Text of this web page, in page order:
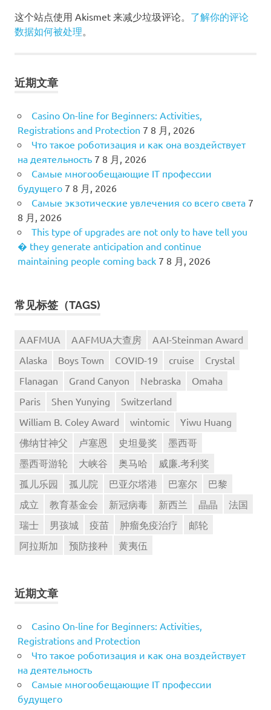
这个站点使用 Akismet 来减少垃圾评论。 了解你的评论
数据如何被处理
近期文章
Casino On-line for Beginners: Activities,
Registrations and Protection 7 8 月, 2026
Что такое роботизация и как она воздействует
на деятельность 7 8 月, 2026
Самые многообещающие IT профессии
будущего 7 8 月, 2026
Самые экзотические увлечения со всего света 7
8 月, 2026
This type of upgrades are not only to have tell you
� they generate anticipation and continue
maintaining people coming back 7 8 月, 2026
常见标签（TAGS)
AAFMUA AAFMUA大查房
AAI-Steinman Award
Alaska
Boys Town COVID-19 cruise
Crystal
Flanagan
Grand Canyon Nebraska
Omaha
Paris
Shen Yunying
Switzerland
William B. Coley Award
wintomic
Yiwu Huang
佛纳甘神父
卢塞恩 史坦曼奖
墨西哥
墨西哥游轮
大峡谷 奥马哈
威廉.考利奖
孤儿乐园
孤儿院 巴亚尔塔港 巴塞尔
巴黎
成立
教育基金会 新冠病毒 新西兰 晶晶
法国
瑞士
男孩城 疫苗 肿瘤免疫治疗
邮轮
阿拉斯加
预防接种 黄夷伍
近期文章
Casino On-line for Beginners: Activities,
Registrations and Protection
Что такое роботизация и как она воздействует
на деятельность
Самые многообещающие IT профессии
будущего